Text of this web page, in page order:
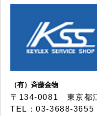
（有）斉藤金物
〒134-0081 東京都
TEL：03-3688-